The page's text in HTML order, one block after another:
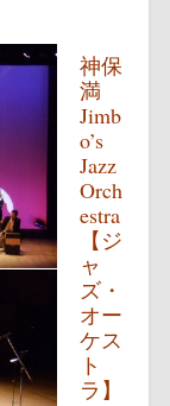
神保
満
Jimb
o’s
Jazz
Orch
estra
【ジ
ャ
ズ・
オー
ケス
ト
ラ】